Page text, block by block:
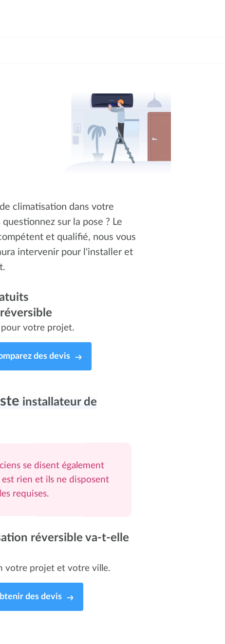
climatisation dans votre
sur la pose ? Le
et qualifié, nous vous
intervenir pour l'installer et
pour votre projet.
des devis
installateur de
se disent également
rien et ils ne disposent
requises.
réversible va-t-elle
votre projet et votre ville.
des devis